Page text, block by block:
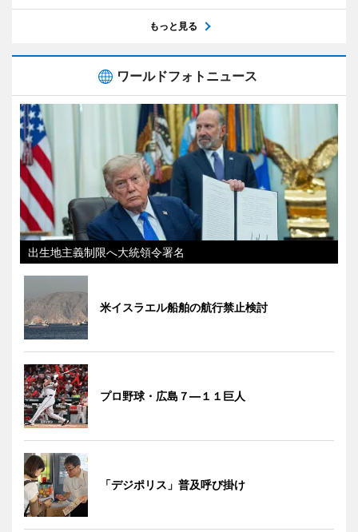
もっと見る
ワールドフォトニュース
出生地主義制限へ大統領令署名
米イスラエル船舶の航行禁止検討
プロ野球・広島７―１１巨人
「デジポリス」普及呼び掛け